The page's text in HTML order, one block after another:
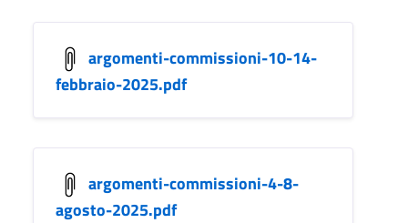
argomenti-commissioni-10-14-
febbraio-2025.pdf
argomenti-commissioni-4-8-
agosto-2025.pdf